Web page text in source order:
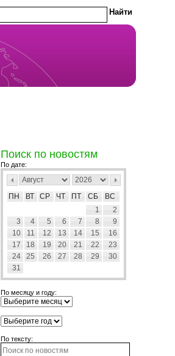
Поиск по новостям
По дате:
ПН ВТ СР ЧТ ПТ СБ
ВС
1
2
3
4 5 6 7 8
9
10
11 12 13 14 15
16
17
18 19 20 21 22
23
24
25 26 27 28 29
30
31
По месяцу и году:
По тексту: